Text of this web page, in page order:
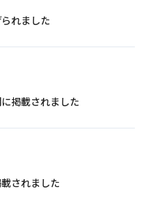
れました
掲載されました
されました